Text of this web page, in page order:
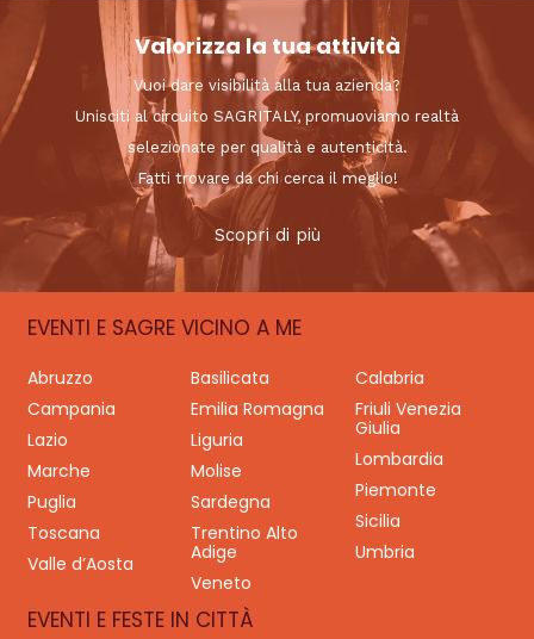
Valorizza la tua attività
Vuoi dare visibilità alla tua azienda?
Unisciti al circuito SAGRITALY, promuoviamo realtà
selezionate per qualità e autenticità.
Fatti trovare da chi cerca il meglio!
Scopri di più
EVENTI E SAGRE VICINO A ME
Abruzzo Basilicata
Calabria
Campania
Emilia Romagna
Friuli Venezia
Giulia
Lazio
Liguria
Lombardia
Marche
Molise
Piemonte
Puglia
Sardegna
Sicilia
Toscana
Trentino Alto
Adige
Umbria
Valle d’Aosta
Veneto
EVENTI E FESTE IN CITTÀ